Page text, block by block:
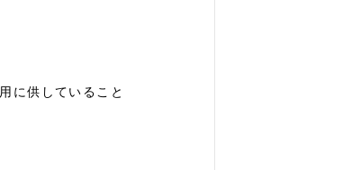
に供していること